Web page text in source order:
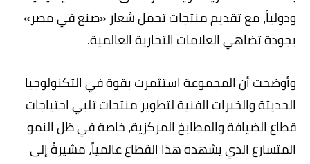
ودولياً، مع تقديم منتجات تحمل شعار «صنع في مصر»
بجودة تضاهي العلامات التجارية العالمية.
وأوضحت أن المجموعة استثمرت بقوة في التكنولوجيا
الحديثة والخبرات الفنية لتطوير منتجات تلبي احتياجات
قطاع الضيافة والمطابخ المركزية، خاصة في ظل النمو
المتسارع الذي يشهده هذا القطاع عالمياً، مشيرةً إلى